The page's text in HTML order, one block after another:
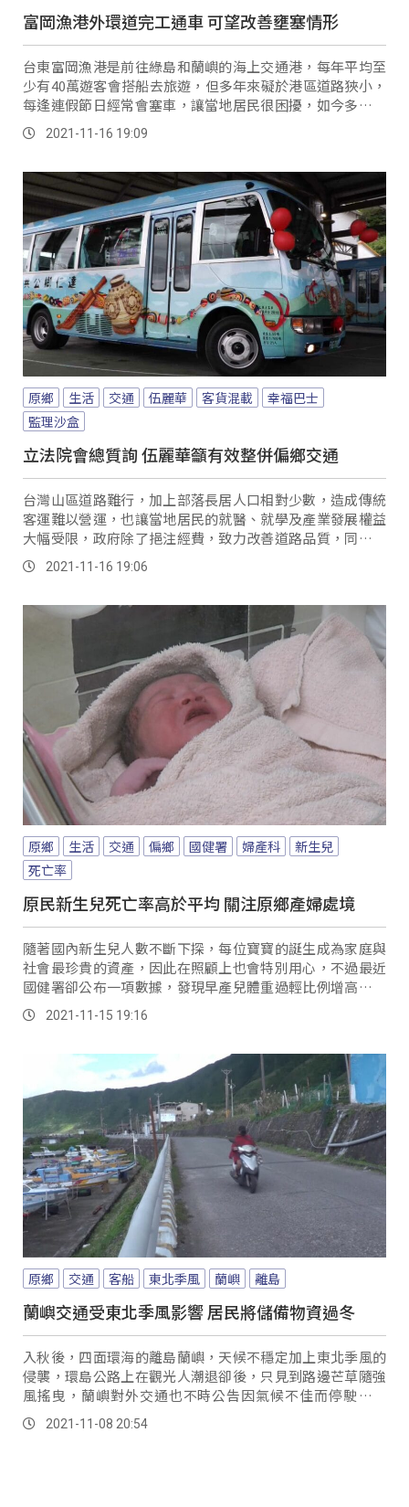
富岡漁港外環道完工通車 可望改善壅塞情形
台東富岡漁港是前往綠島和蘭嶼的海上交通港，每年平均至
少有40萬遊客會搭船去旅遊，但多年來礙於港區道路狹小，
每逢連假節日經常會塞車，讓當地居民很困擾，如今多了一
直通港口外還道路，讓要去港口的車輛，能和前...。
2021-11-16 19:09
原鄉 生活 交通 伍麗華 客貨混載
幸福巴士
監理沙盒
立法院會總質詢 伍麗華籲有效整併偏鄉交通
台灣山區道路難行，加上部落長居人口相對少數，造成傳統
客運難以營運，也讓當地居民的就醫、就學及產業發展權益
大幅受限，政府除了挹注經費，致力改善道路品質，同時推
動幸福巴士，深入偏鄉各個角落。
2021-11-16 19:06
原鄉 生活 交通 偏鄉 國健署 婦產科
新生兒
死亡率
原民新生兒死亡率高於平均 關注原鄉產婦處境
隨著國內新生兒人數不斷下探，每位寶寶的誕生成為家庭與
社會最珍貴的資產，因此在照顧上也會特別用心，不過最近
國健署卻公布一項數據，發現早產兒體重過輕比例增高，也
增加照顧上的難度。
2021-11-15 19:16
原鄉 交通 客船 東北季風 蘭嶼 離島
蘭嶼交通受東北季風影響 居民將儲備物資過冬
入秋後，四面環海的離島蘭嶼，天候不穩定加上東北季風的
侵襲，環島公路上在觀光人潮退卻後，只見到路邊芒草隨強
風搖曳，蘭嶼對外交通也不時公告因氣候不佳而停駛的狀
態。2021-11-08 20:54